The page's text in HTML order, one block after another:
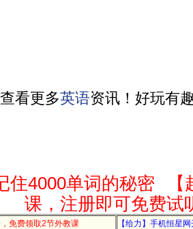
看更多英语资讯！好玩有
住4000单词的秘密
课，注册即可免费试
免费领取2节外教课 【给力】手机恒星